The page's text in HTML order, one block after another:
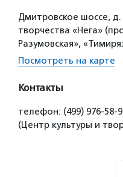
Дмитровское шоссе, д.
творчества «Нега»
Разумовская»,
Посмотреть на карте
Контакты
телефон: (499) 976-58-
(Центр культуры и